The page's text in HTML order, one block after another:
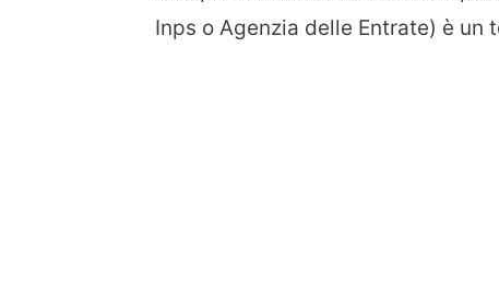
Inps o Agenzia delle Entrate) è un